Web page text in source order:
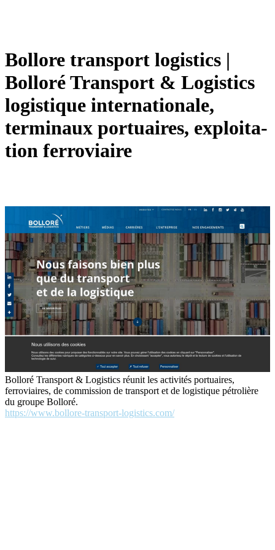
Bollore transport logistics |
Bolloré Transport & Logistics
logistique in­ter­nationa­le,
terminaux portuaires, exploita­
tion ferroviaire
Bolloré Transport & Logistics réunit les activités portuaires,
ferroviaires, de commission de transport et de logistique pétrolière
du groupe Bolloré.
https://www.bollore-transport-logistics.com/